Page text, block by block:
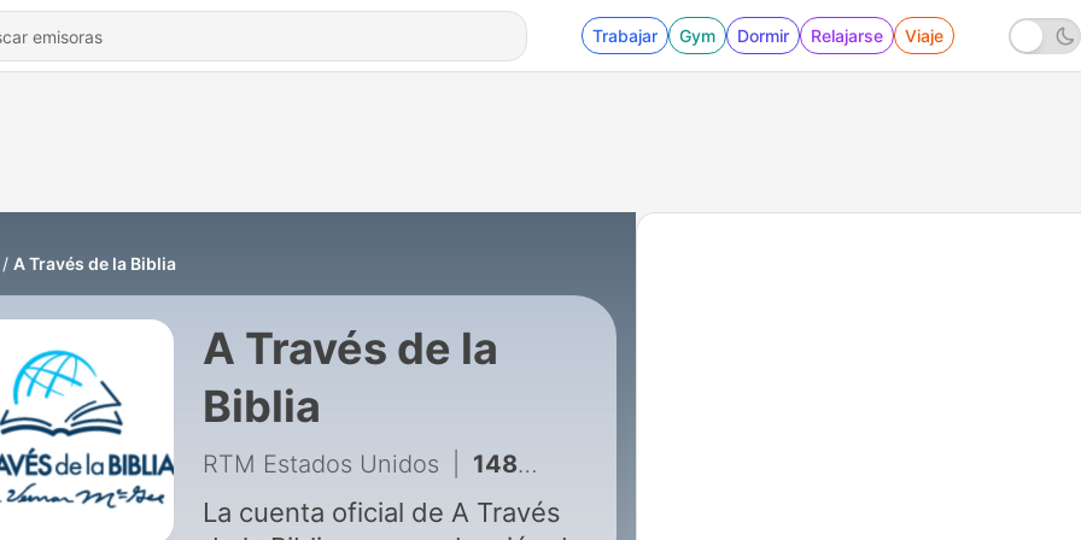
Trabajar Gym Dormir Relajarse Viaje
A Través de la Biblia
A Través de la
Biblia
RTM Estados Unidos 1482 - Hechos 2:1-13
La cuenta oficial de A Través